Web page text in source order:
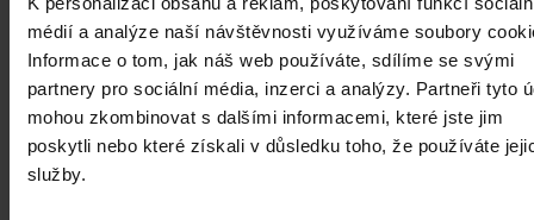
médií a analýze naší návštěvnosti využíváme soubory
Informace o tom, jak náš web používáte, sdílíme se svými
partnery pro sociální média, inzerci a analýzy. Partneři tyto
mohou zkombinovat s dalšími informacemi, které jste jim
poskytli nebo které získali v důsledku toho, že používáte
služby.
trhu,
i
když
trh
byl
ještě
v